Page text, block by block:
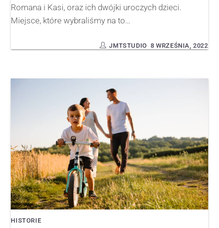
Romana i Kasi, oraz ich dwójki uroczych dzieci.
Miejsce, które wybraliśmy na to…
8 WRZEŚNIA, 2022
JMTSTUDIO
HISTORIE